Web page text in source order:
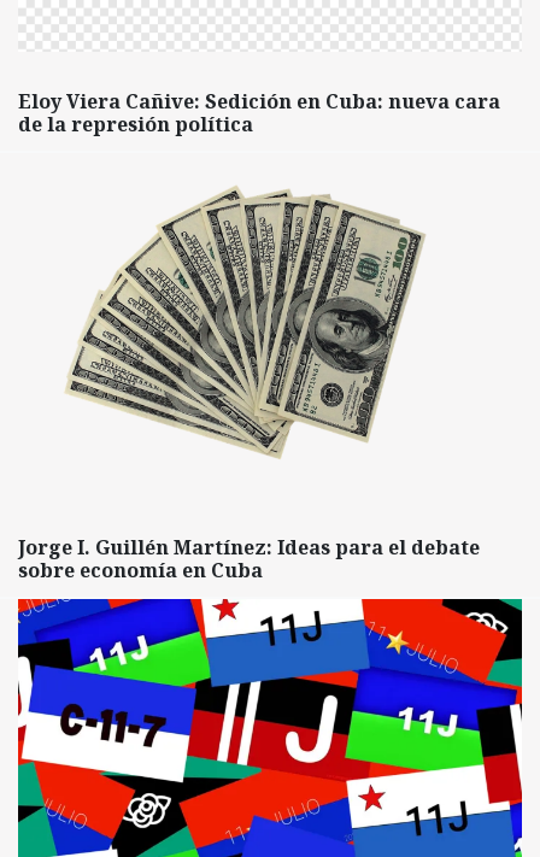
Eloy Viera Cañive: Sedición en Cuba: nueva cara
de la represión política
Jorge I. Guillén Martínez: Ideas para el debate
sobre economía en Cuba